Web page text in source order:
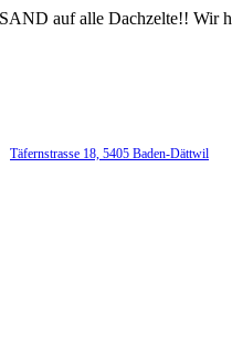
auf alle Dachzelte!! Wir
Täfernstrasse 18, 5405 Baden-Dättwil